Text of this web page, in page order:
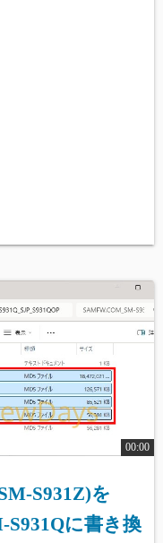
00:00
S931Z)を
に書き換